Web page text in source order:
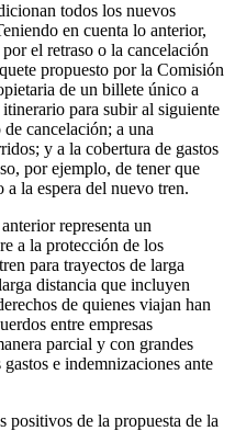
todos los nuevos
en cuenta lo anterior,
el retraso o la cancelación
propuesto por la Comisión
de un billete único a
para subir al siguiente
cancelación; a una
y a la cobertura de gastos
por ejemplo, de tener que
la espera del nuevo tren.
representa un
a la protección de los
para trayectos de larga
distancia que incluyen
de quienes viajan han
entre empresas
parcial y con grandes
e indemnizaciones ante
positivos de la propuesta de la